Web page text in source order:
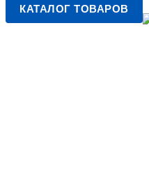
КАТАЛОГ ТОВАРОВ